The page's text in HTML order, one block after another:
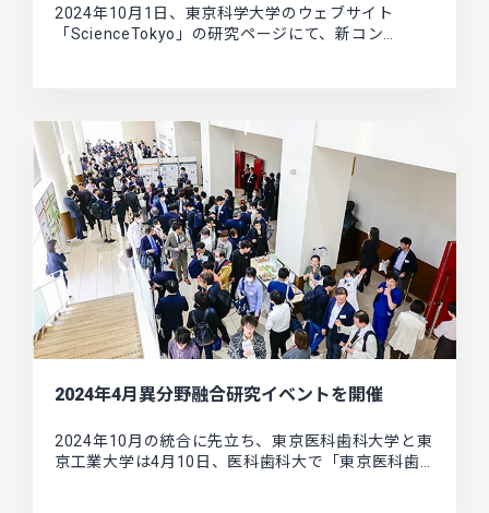
2024年10月1日、東京科学大学のウェブサイト
「ScienceTokyo」の研究ページにて、新コン…
2024年4月異分野融合研究イベントを開催
2024年10月の統合に先立ち、東京医科歯科大学と東
京工業大学は4月10日、医科歯科大で「東京医科歯…